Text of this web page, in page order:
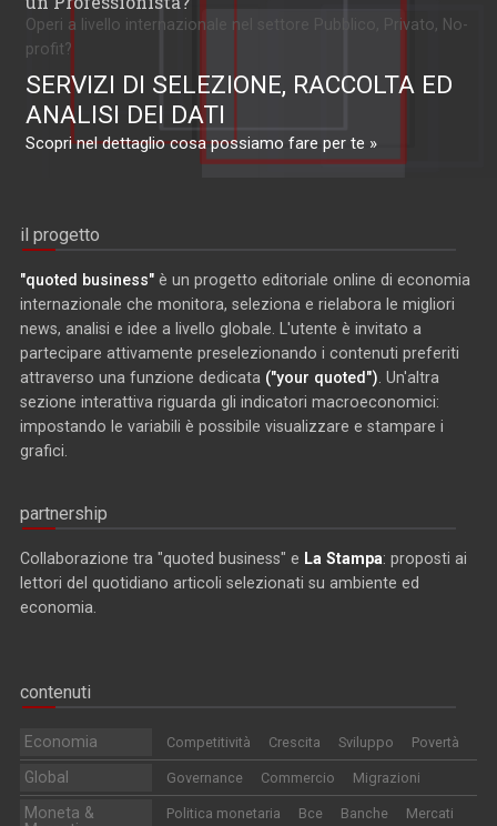
Operi a livello internazionale nel settore Pubblico, Privato, No-
profit?
SERVIZI DI SELEZIONE, RACCOLTA ED
ANALISI DEI DATI
Scopri nel dettaglio cosa possiamo fare per te »
il progetto
"quoted business" è un progetto editoriale online di economia
internazionale che monitora, seleziona e rielabora le migliori
news, analisi e idee a livello globale. L'utente è invitato a
partecipare attivamente preselezionando i contenuti preferiti
attraverso una funzione dedicata ("your quoted") . Un'altra
sezione interattiva riguarda gli indicatori macroeconomici:
impostando le variabili è possibile visualizzare e stampare i
grafici.
partnership
Collaborazione tra "quoted business" e La Stampa: proposti ai
lettori del quotidiano articoli selezionati su ambiente ed
economia.
contenuti
Economia Competitività Crescita Sviluppo Povertà
Global Governance Commercio Migrazioni
Moneta &
Politica monetaria Bce Banche Mercati